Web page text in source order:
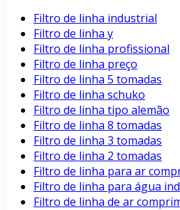
Filtro de linha industrial
Filtro de linha y
Filtro de linha profissional
Filtro de linha preço
Filtro de linha 5 tomadas
Filtro de linha schuko
Filtro de linha tipo alemão
Filtro de linha 8 tomadas
Filtro de linha 3 tomadas
Filtro de linha 2 tomadas
Filtro de linha para ar
Filtro de linha para água
Filtro de linha de ar